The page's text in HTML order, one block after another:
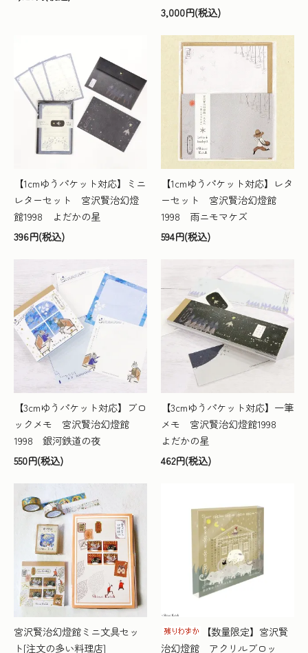
3,000円(税込)
【1cmゆうパケット対応】ミニ
レターセット 宮沢賢治幻燈
館1998 よだかの星
396円(税込)
【1cmゆうパケット対応】レタ
ーセット 宮沢賢治幻燈館
1998 雨ニモマケズ
594円(税込)
【3cmゆうパケット対応】ブロ
ックメモ 宮沢賢治幻燈館
1998 銀河鉄道の夜
550円(税込)
【3cmゆうパケット対応】一筆
メモ 宮沢賢治幻燈館1998
よだかの星
462円(税込)
宮沢賢治幻燈館ミニ文具セッ
ト[注文の多い料理店]
【数量限定】宮沢賢
治幻燈館 アクリルブロッ